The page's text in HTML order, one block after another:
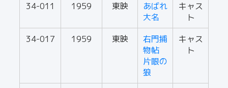
34-011 1959 東映
あばれ
大名
キャス
ト
34-017
1959 東映
右門捕
物帖
片眼の
狼
キャス
ト